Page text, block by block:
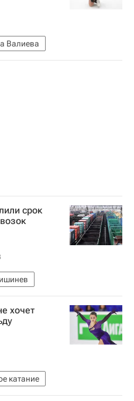
Валиева
срок
хочет
катание